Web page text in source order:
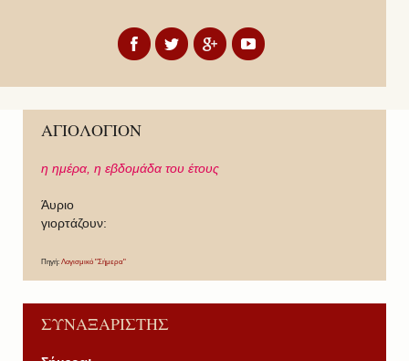
ΑΓΙΟΛΟΓΙΟΝ
η ημέρα, η εβδομάδα του έτους
Άυριο
γιορτάζουν:
Πηγή: Λογισμικό "Σήμερα"
ΣΥΝΑΞΑΡΙΣΤΗΣ